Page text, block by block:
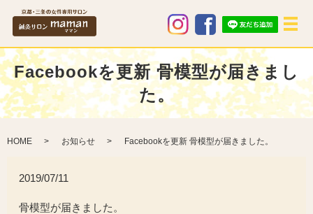
メ
Facebookを更新 骨模型が届きまし
た。
HOME お知らせ Facebookを更新 骨模型が届きました。
2019/07/11
骨模型が届きました。